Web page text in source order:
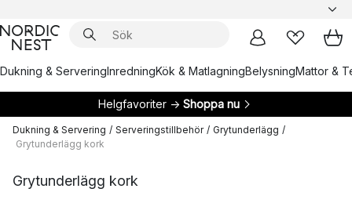
Dukning & ServeringInredningKök & MatlagningBelysningMattor &
Helgfavoriter → Shoppa nu
Dukning & Servering / Serveringstillbehör / Grytunderlägg /
Grytunderlägg kork
Grytunderlägg kork